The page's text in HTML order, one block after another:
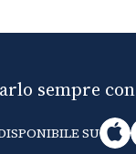
sempre
SU